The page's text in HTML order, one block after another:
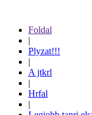
Foldal
|
Plyzat!!!
|
A jtkrl
|
Hrfal
|